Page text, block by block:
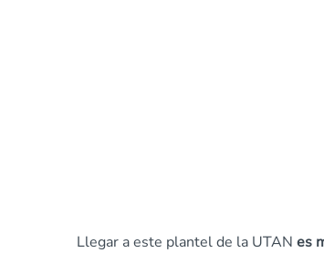
Llegar a este plantel de la UTAN es